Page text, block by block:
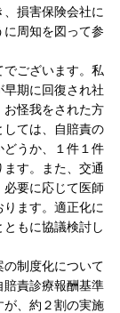
損害保険会社に
周知を図って参
ございます。私
期に回復され社
お怪我をされた方
しては、自賠責の
どうか、１件１件
す。また、交通
要に応じて医師
ます。適正化に
もに協議検討し
制度化について
賠責診療報酬基準
が、約２割の実施